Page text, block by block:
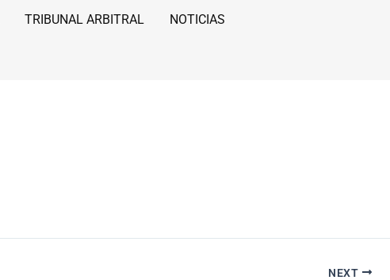
TRIBUNAL ARBITRAL NOTICIAS
NEXT